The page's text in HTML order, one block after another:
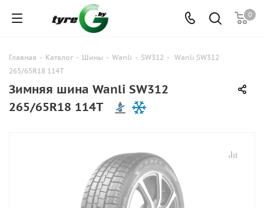
0
Главная - Каталог - Шины - Wanli - SW312 - Wanli SW312
265/65R18 114T
Зимняя шина Wanli SW312
265/65R18 114T